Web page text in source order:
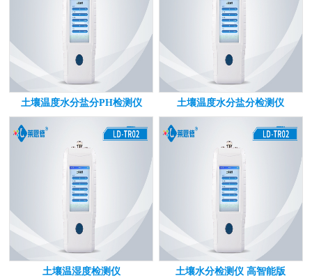
土壤温度水分盐分PH检测仪 土壤温度水分盐分检测仪
土壤温湿度检测仪 土壤水分检测仪 高智能版